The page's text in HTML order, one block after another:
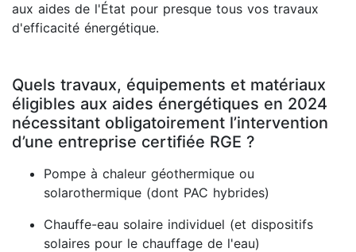
aux aides de l'État pour presque tous vos travaux
d'efficacité énergétique.
Quels travaux, équipements et matériaux
éligibles aux aides énergétiques en 2024
nécessitant obligatoirement l’intervention
d’une entreprise certifiée RGE ?
Pompe à chaleur géothermique ou
solarothermique (dont PAC hybrides)
Chauffe-eau solaire individuel (et dispositifs
solaires pour le chauffage de l'eau)